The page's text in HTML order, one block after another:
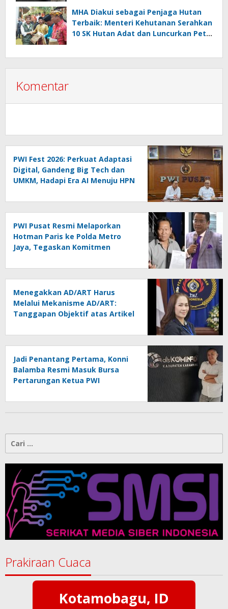
MHA Diakui sebagai Penjaga Hutan
Terbaik: Menteri Kehutanan Serahkan
10 SK Hutan Adat dan Luncurkan Peta
Komentar
PWI Fest 2026: Perkuat Adaptasi
Digital, Gandeng Big Tech dan
UMKM, Hadapi Era AI Menuju HPN
PWI Pusat Resmi Melaporkan
Hotman Paris ke Polda Metro
Jaya, Tegaskan Komitmen
Menegakkan AD/ART Harus
Melalui Mekanisme AD/ART:
Tanggapan Objektif atas Artikel
Konspirasi Melanggar Aturan”
Jadi Penantang Pertama, Konni
Balamba Resmi Masuk Bursa
Pertarungan Ketua PWI
Cari
Prakiraan Cuaca
Kotamobagu, ID